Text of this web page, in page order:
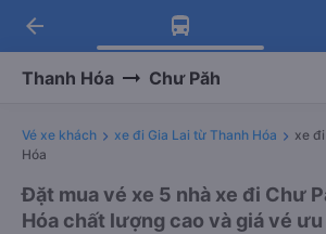
Tải app Vexere ngay!
Nhận ưu đãi thành viên độc
Tải app Vexere
-30k/ghế khi đặt vé máy bay
arrow_back
Thanh Hóa Chư Păh
Vé xe khách xe đi Gia Lai từ Thanh Hóa
xe
Hóa
Đặt mua vé xe 5 nhà xe đi Chư
Hóa chất lượng cao và giá vé